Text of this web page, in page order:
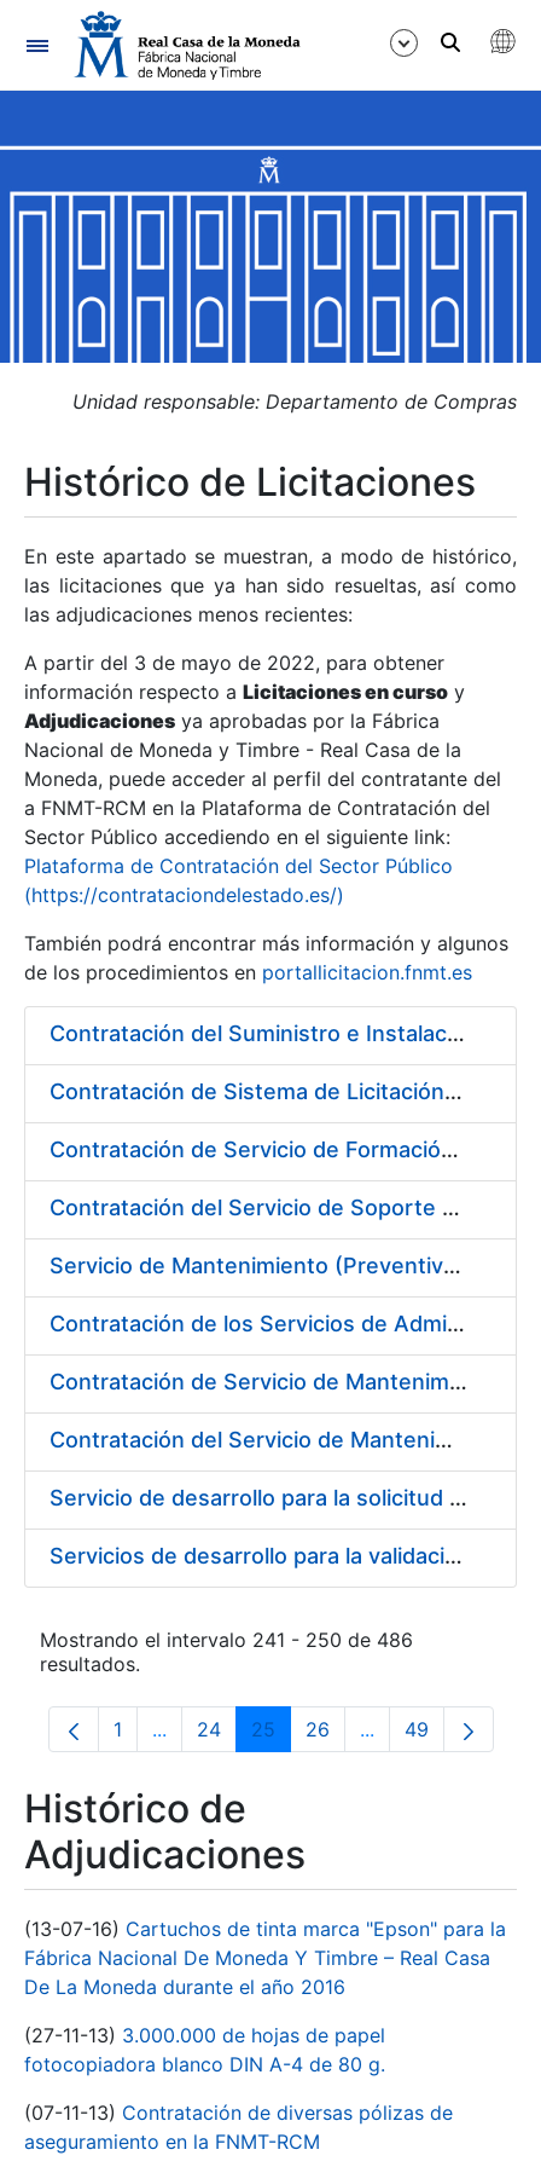
Navegación
Mostrar/Ocultar
Mostrar/Ocultar
Mostrar/Ocultar
Mostrar/Ocultar
Mostrar/Ocultar
Mostrar/Ocultar
Unidad responsable: Departamento de Compras
Histórico de Licitaciones
En este apartado se muestran, a modo de histórico,
las licitaciones que ya han sido resueltas, así como
las adjudicaciones menos recientes:
A partir del 3 de mayo de 2022, para obtener
información respecto a Licitaciones en curso y
Adjudicaciones ya aprobadas por la Fábrica
Nacional de Moneda y Timbre - Real Casa de la
Moneda, puede acceder al perfil del contratante del
a FNMT-RCM en la Plataforma de Contratación del
Sector Público accediendo en el siguiente link:
Plataforma de Contratación del Sector Público
(https://contrataciondelestado.es/)
También podrá encontrar más información y algunos
de los procedimientos en portallicitacion.fnmt.es
Contratación del Suministro e Instalación de un Rebobinador de Banda de Papel
Contratación de Sistema de Licitación Electrónica en la Fábrica Nacional de Moneda y Timbre-Real Casa de la Moneda
Contratación de Servicio de Formación en Idiomas
Contratación del Servicio de Soporte y Mantenimiento de Aplicaciones de Control Industrial
Servicio de Mantenimiento (Preventivo, Correctivo y Legal) de los Aparatos Elevadores de la Fábrica Nacional de Moneda y Timbre-Real Casa de la Moneda en Madrid
Contratación de los Servicios de Administración, Soporte, Mantenimiento y Help Desk de la Infraestructura de la Fábrica Nacional de Moneda y Timbre-Real Casa de la Moneda
Contratación de Servicio de Mantenimiento de Equipamiento Oracle en CERES
Contratación del Servicio de Mantenimiento de SIEM de CERES
Servicio de desarrollo para la solicitud de expedición y revocación de la infraestructura de clave pública de emisión de certificados SSL
Servicios de desarrollo para la validación/aceptación y revocación de solicitudes de expedición de la infraestructura de clave pública de emisión de certificados SSL
Mostrando el intervalo 241 - 250 de 486
resultados.
Página
1 ...Páginas intermedias Use TAB para
Página
24 Página
25 Página
26 ...PáginasPágina
49
Histórico de
Adjudicaciones
(13-07-16) Cartuchos de tinta marca "Epson" para la
Fábrica Nacional De Moneda Y Timbre – Real Casa
De La Moneda durante el año 2016
(27-11-13) 3.000.000 de hojas de papel
fotocopiadora blanco DIN A-4 de 80 g.
(07-11-13) Contratación de diversas pólizas de
aseguramiento en la FNMT-RCM